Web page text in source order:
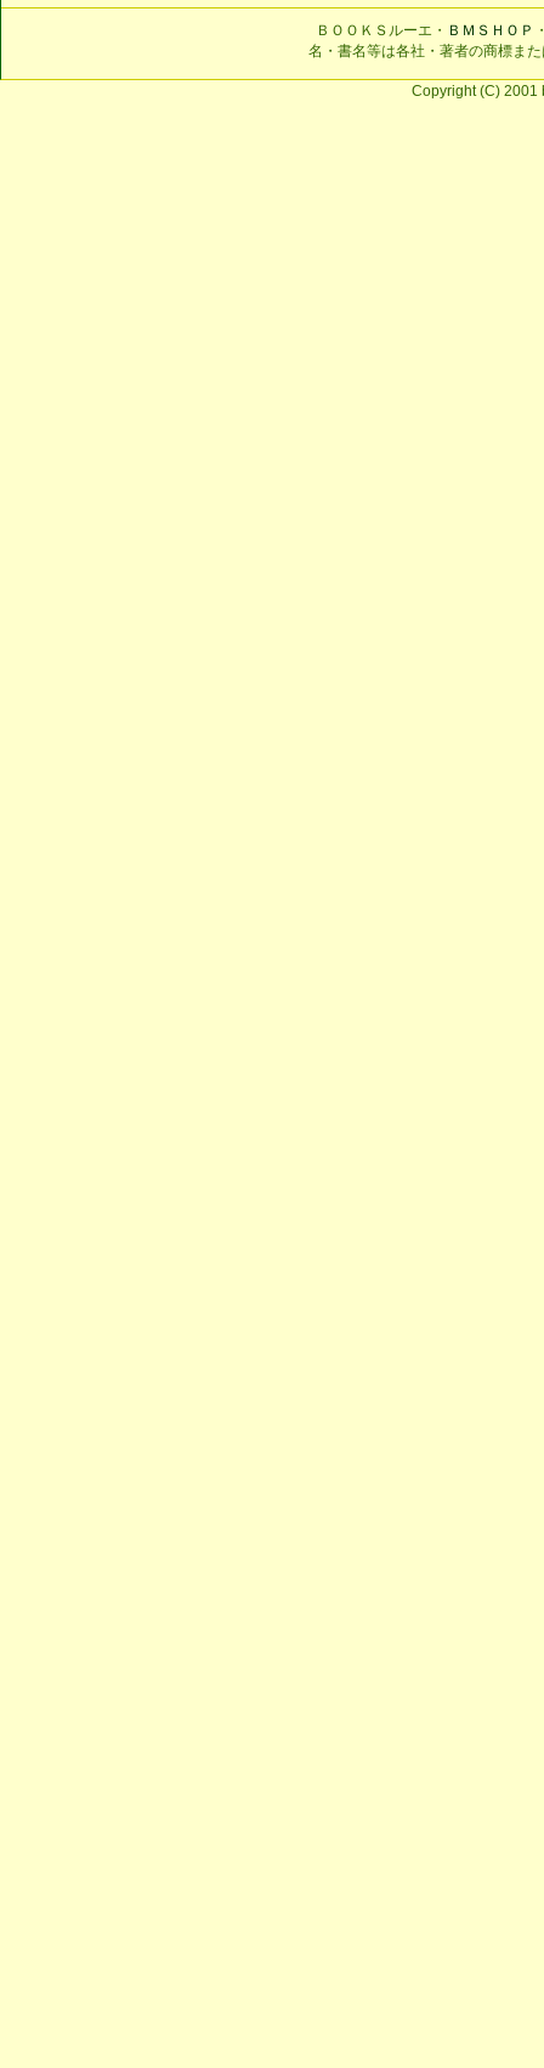
ＢＯＯＫＳルーエ・ ＢＭＳＨＯＰ
名・書名等は各社・著者の商標ま
Copyright (C) 2001